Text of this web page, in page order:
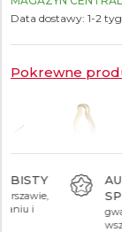
Data dostawy: 1-2
Pokrewne
1 949 zł
gwarancja
wszystkich